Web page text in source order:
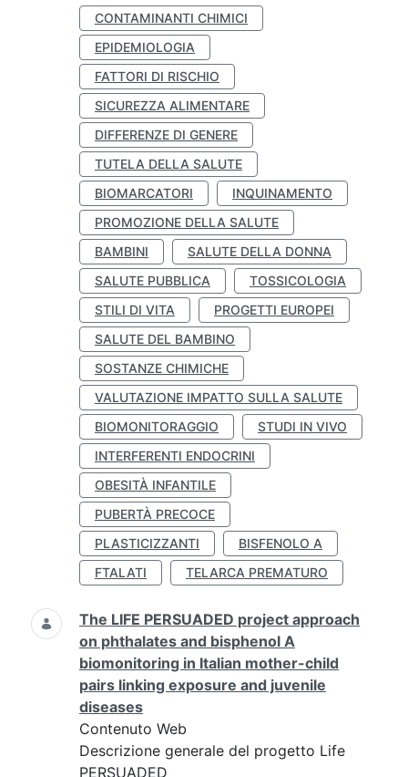
CONTAMINANTI CHIMICI
EPIDEMIOLOGIA
FATTORI DI RISCHIO
SICUREZZA ALIMENTARE
DIFFERENZE DI GENERE
TUTELA DELLA SALUTE
BIOMARCATORI
INQUINAMENTO
PROMOZIONE DELLA SALUTE
BAMBINI
SALUTE DELLA DONNA
SALUTE PUBBLICA
TOSSICOLOGIA
STILI DI VITA
PROGETTI EUROPEI
SALUTE DEL BAMBINO
SOSTANZE CHIMICHE
VALUTAZIONE IMPATTO SULLA SALUTE
BIOMONITORAGGIO
STUDI IN VIVO
INTERFERENTI ENDOCRINI
OBESITÀ INFANTILE
PUBERTÀ PRECOCE
PLASTICIZZANTI
BISFENOLO A
FTALATI
TELARCA PREMATURO
The LIFE PERSUADED project approach
on phthalates and bisphenol A
biomonitoring in Italian mother-child
pairs linking exposure and juvenile
diseases
Contenuto Web
Descrizione generale del progetto Life
PERSUADED